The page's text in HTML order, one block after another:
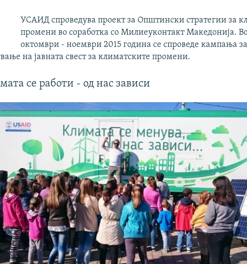
УСАИД спроведува проект за Општински стратегии за
промени во соработка со Милиеуконтакт Македонија.
октомври - ноември 2015 година се спроведе кампања за
на јавната свест за климатските промени.
се работи - од нас зависи